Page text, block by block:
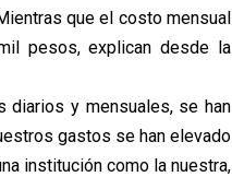
que el costo mensual
pesos, explican desde la
diarios y mensuales, se han
gastos se han elevado
institución como la nuestra,